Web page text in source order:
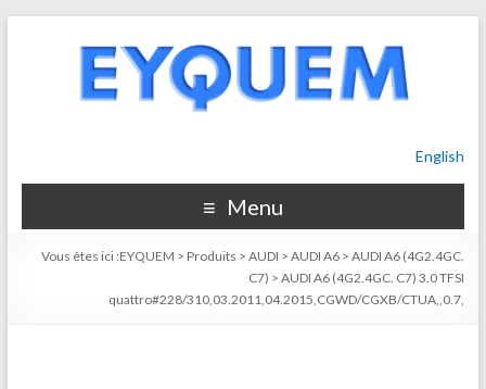
English
Menu
Vous êtes ici :EYQUEM > Produits >AUDI >AUDI A6 >AUDI A6 (4G2.4GC.
C7) >AUDI A6 (4G2.4GC. C7) 3.0 TFSI
quattro#228/310,03.2011,04.2015,CGWD/CGXB/CTUA,,0.7,